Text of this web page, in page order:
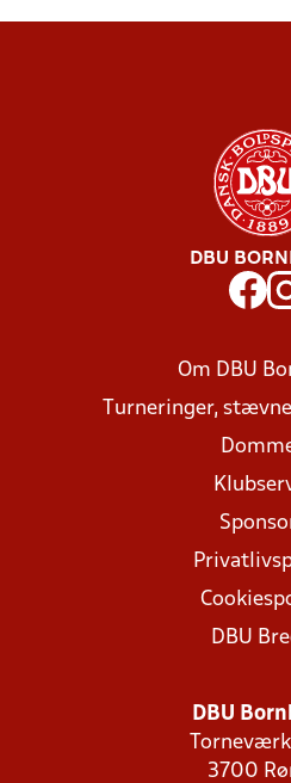
DBU
Om DBU
Turneringer,
DBU
DBU
3700